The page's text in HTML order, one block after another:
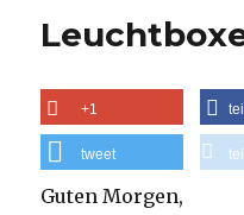
Online-
+1
tweet
Guten Morgen,